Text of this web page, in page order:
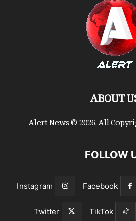
ABOUT
Alert News © 2026. All
FOLLOW
Facebook
Instagram
TikTok
Twitter